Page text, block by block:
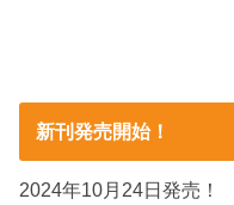
新刊発売開始！
2024年10月24日発売！